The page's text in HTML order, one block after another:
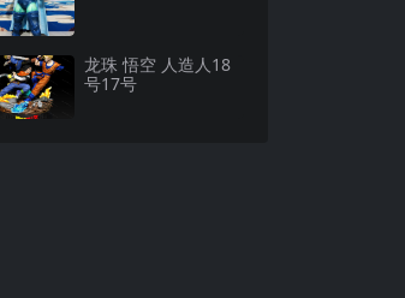
龙珠 悟空 人造人18
号17号